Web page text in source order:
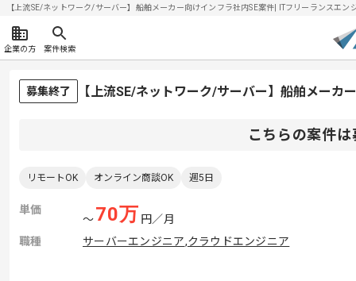
【上流SE/ネットワーク/サーバー】船舶メーカー向けインフラ社内SE案件| ITフリーランスエ
企業の方 案件検索
募集終了 【上流SE/ネットワーク/サーバー】船舶メーカ
こちらの案件
リモートOK オンライン商談OK 週5日
単価
〜70万 円／月
職種
サーバーエンジニア,クラウドエンジニア